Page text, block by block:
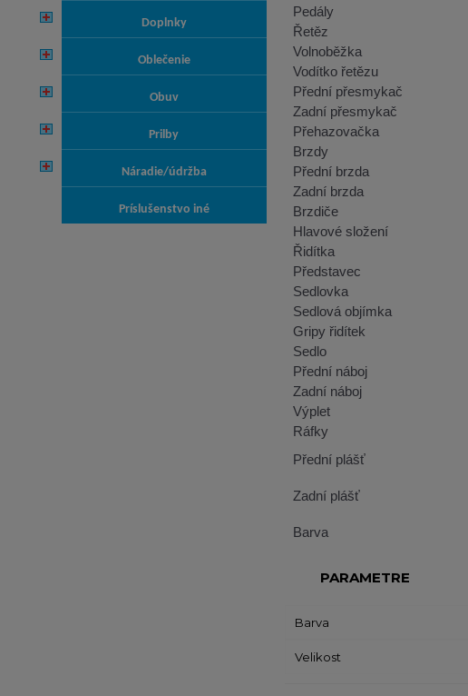
doplnky
oblečenie
obuv
prilby
náradie/údržba
príslušenstvo iné
Pedály
Řetěz
Volnoběžka
Vodítko řetězu
Přední přesmykač
Zadní přesmykač
Přehazovačka
Brzdy
Přední brzda
Zadní brzda
Brzdiče
Hlavové složení
Řidítka
Představec
Sedlovka
Sedlová objímka
Gripy řidítek
Sedlo
Přední náboj
Zadní náboj
Výplet
Ráfky
Přední plášť
Zadní plášť
Barva
PARAMETRE
Barva
Velikost